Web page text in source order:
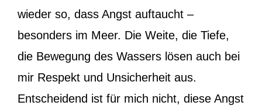
wieder so, dass Angst auftaucht –
besonders im Meer. Die Weite, die Tiefe,
die Bewegung des Wassers lösen auch bei
mir Respekt und Unsicherheit aus.
Entscheidend ist für mich nicht, diese Angst